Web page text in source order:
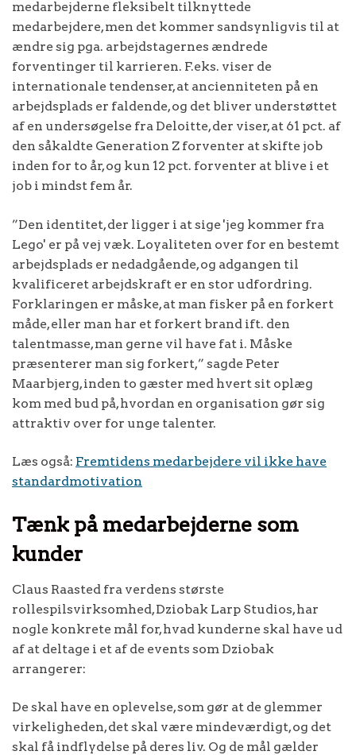
medarbejderne fleksibelt tilknyttede
medarbejdere, men det kommer sandsynligvis til at
ændre sig pga. arbejdstagernes ændrede
forventinger til karrieren. F.eks. viser de
internationale tendenser, at ancienniteten på en
arbejdsplads er faldende, og det bliver understøttet
af en undersøgelse fra Deloitte, der viser, at 61 pct. af
den såkaldte Generation Z forventer at skifte job
inden for to år, og kun 12 pct. forventer at blive i et
job i mindst fem år.
”Den identitet, der ligger i at sige 'jeg kommer fra
Lego' er på vej væk. Loyaliteten over for en bestemt
arbejdsplads er nedadgående, og adgangen til
kvalificeret arbejdskraft er en stor udfordring.
Forklaringen er måske, at man fisker på en forkert
måde, eller man har et forkert brand ift. den
talentmasse, man gerne vil have fat i. Måske
præsenterer man sig forkert,” sagde Peter
Maarbjerg, inden to gæster med hvert sit oplæg
kom med bud på, hvordan en organisation gør sig
attraktiv over for unge talenter.
Læs også: Fremtidens medarbejdere vil ikke have
standardmotivation
Tænk på medarbejderne som
kunder
Claus Raasted fra verdens største
rollespilsvirksomhed, Dziobak Larp Studios, har
nogle konkrete mål for, hvad kunderne skal have ud
af at deltage i et af de events som Dziobak
arrangerer:
De skal have en oplevelse, som gør at de glemmer
virkeligheden, det skal være mindeværdigt, og det
skal få indflydelse på deres liv. Og de mål gælder